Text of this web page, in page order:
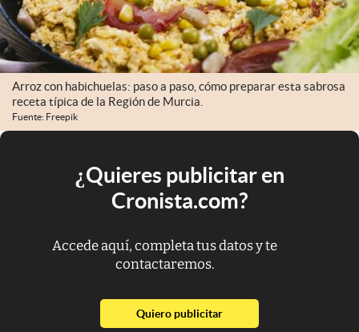
Arroz con habichuelas: paso a paso, cómo preparar esta sabrosa
receta típica de la Región de Murcia.
Fuente: Freepik
¿Quieres publicitar en
Cronista.com?
Accede aquí, completa tus datos y te
contactaremos.
Quiero publicitarabre en nueva pestaña